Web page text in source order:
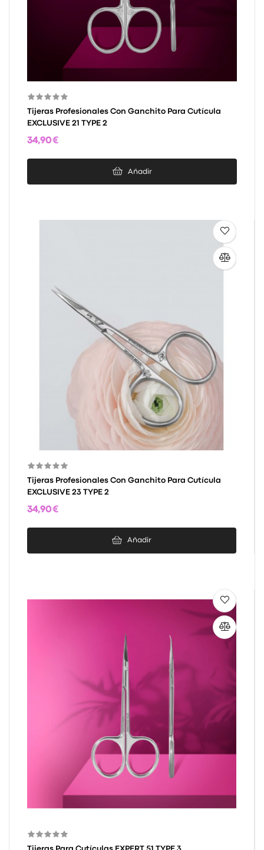
Tijeras Profesionales Con Ganchito Para Cutícula
EXCLUSIVE 21 TYPE 2
34,90 €
Añadir
Tijeras Profesionales Con Ganchito Para Cutícula
EXCLUSIVE 23 TYPE 2
34,90 €
Añadir